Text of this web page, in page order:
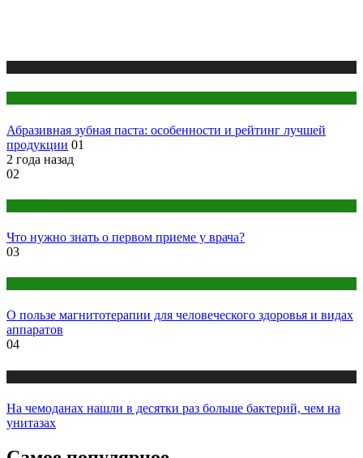
Абразивная зубная паста: особенности и рейтинг лучшей
продукции 01
2 года назад
02
Что нужно знать о первом приеме у врача?
03
О пользе магнитотерапии для человеческого здоровья и видах
аппаратов
04
На чемоданах нашли в десятки раз больше бактерий, чем на
унитазах